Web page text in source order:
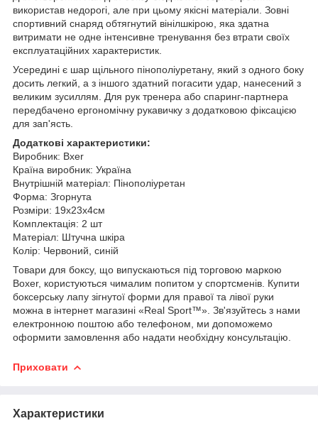
використав недорогі, але при цьому якісні матеріали. Зовні
спортивний снаряд обтягнутий вінілшкірою, яка здатна
витримати не одне інтенсивне тренування без втрати своїх
експлуатаційних характеристик.
Усередині є шар щільного пінополіуретану, який з одного боку
досить легкий, а з іншого здатний погасити удар, нанесений з
великим зусиллям.
Для рук тренера або спаринг-партнера
передбачено ергономічну рукавичку з додатковою фіксацією
для зап'ясть.
Додаткові характеристики:
Виробник: Bxer
Країна виробник: Україна
Внутрішній матеріал: Пінополіуретан
Форма: Згорнута
Розміри: 19x23x4см
Комплектація: 2 шт
Матеріал: Штучна шкіра
Колір: Червоний, синій
Товари для боксу, що випускаються під торговою маркою
Boxer, користуються чималим попитом у спортсменів. Купити
боксерську лапу зігнутої форми для правої та лівої руки
можна в інтернет магазині «Real Sport™». Зв'язуйтесь з нами
електронною поштою або телефоном, ми допоможемо
оформити замовлення або надати необхідну консультацію.
Приховати
Характеристики